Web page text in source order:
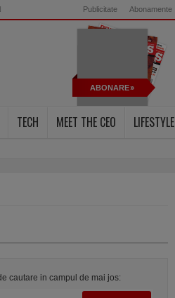
Publicitate Abonamente
ABONARE
TECH MEET THE CEO LIFESTYLE
cautare in campul de mai jos: